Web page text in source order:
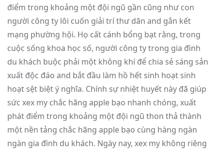
điểm trong khoảng một đội ngũ gần cũng như con
người công ty lôi cuốn giải trí thư dãn and gắn kết
mạng phường hội. Họ cất cánh bổng bạt rằng, trong
cuộc sống khoa học số, người công ty trong gia đình
du khách buộc phải một không khí để chia sẻ sáng sản
xuất độc đáo and bắt đầu làm hồ hết sinh hoạt sinh
hoạt sệt biệt ý nghĩa. Chính sự nhiệt huyết này đã giúp
sức xex my chắc hãng apple bạo nhanh chóng, xuất
phát điểm trong khoảng một đội ngũ thon thả thành
một nền tảng chắc hãng apple bạo cùng hàng ngàn
ngàn gia đình du khách. Ngày nay, xex my không riêng